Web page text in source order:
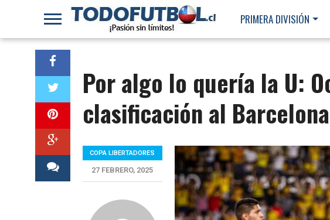
PRIMERA DIVISIÓN
Por algo lo quería la U:
clasificación al
COPA LIBERTADORES
27 FEBRERO, 2025